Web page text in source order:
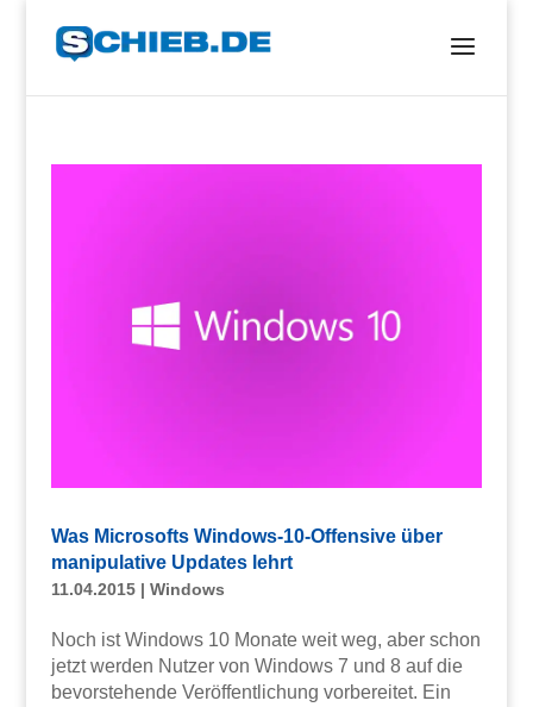
Was Microsofts Windows-10-Offensive über
manipulative Updates lehrt
11.04.2015| Windows
Noch ist Windows 10 Monate weit weg, aber schon
jetzt werden Nutzer von Windows 7 und 8 auf die
bevorstehende Veröffentlichung vorbereitet. Ein